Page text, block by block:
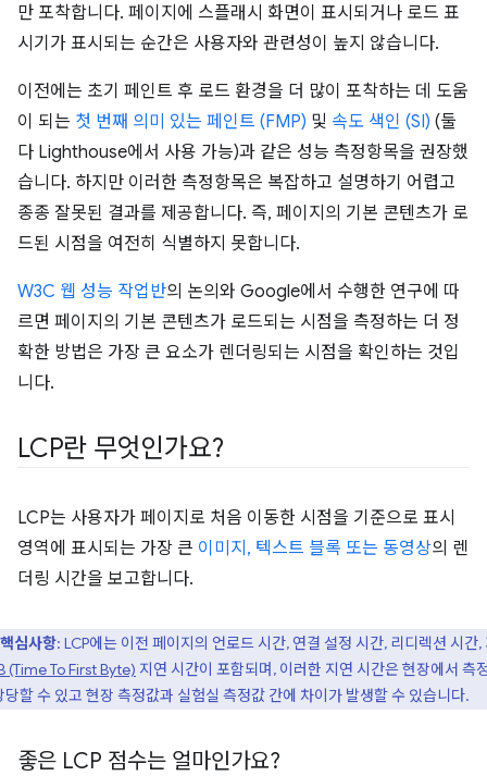
만 포착합니다. 페이지에 스플래시 화면이 표시되거나 로드 표
시기가 표시되는 순간은 사용자와 관련성이 높지 않습니다.
이전에는 초기 페인트 후 로드 환경을 더 많이 포착하는 데 도움
이 되는 첫 번째 의미 있는 페인트 (FMP) 및 속도 색인 (SI) (둘
다 Lighthouse에서 사용 가능)과 같은 성능 측정항목을 권장했
습니다. 하지만 이러한 측정항목은 복잡하고 설명하기 어렵고
종종 잘못된 결과를 제공합니다. 즉, 페이지의 기본 콘텐츠가 로
드된 시점을 여전히 식별하지 못합니다.
W3C 웹 성능 작업반의 논의와 Google에서 수행한 연구에 따
르면 페이지의 기본 콘텐츠가 로드되는 시점을 측정하는 더 정
확한 방법은 가장 큰 요소가 렌더링되는 시점을 확인하는 것입
니다.
LCP란 무엇인가요?
LCP는 사용자가 페이지로 처음 이동한 시점을 기준으로 표시
영역에 표시되는 가장 큰 이미지, 텍스트 블록 또는 동영상의 렌
더링 시간을 보고합니다.
핵심사항: LCP에는 이전 페이지의 언로드 시간, 연결 설정 시간, 리디렉션 시간,
(Time To First Byte) 지연 시간이 포함되며, 이러한 지연 시간은 현장에서 측
당할 수 있고 현장 측정값과 실험실 측정값 간에 차이가 발생할 수 있습니다.
좋은 LCP 점수는 얼마인가요?